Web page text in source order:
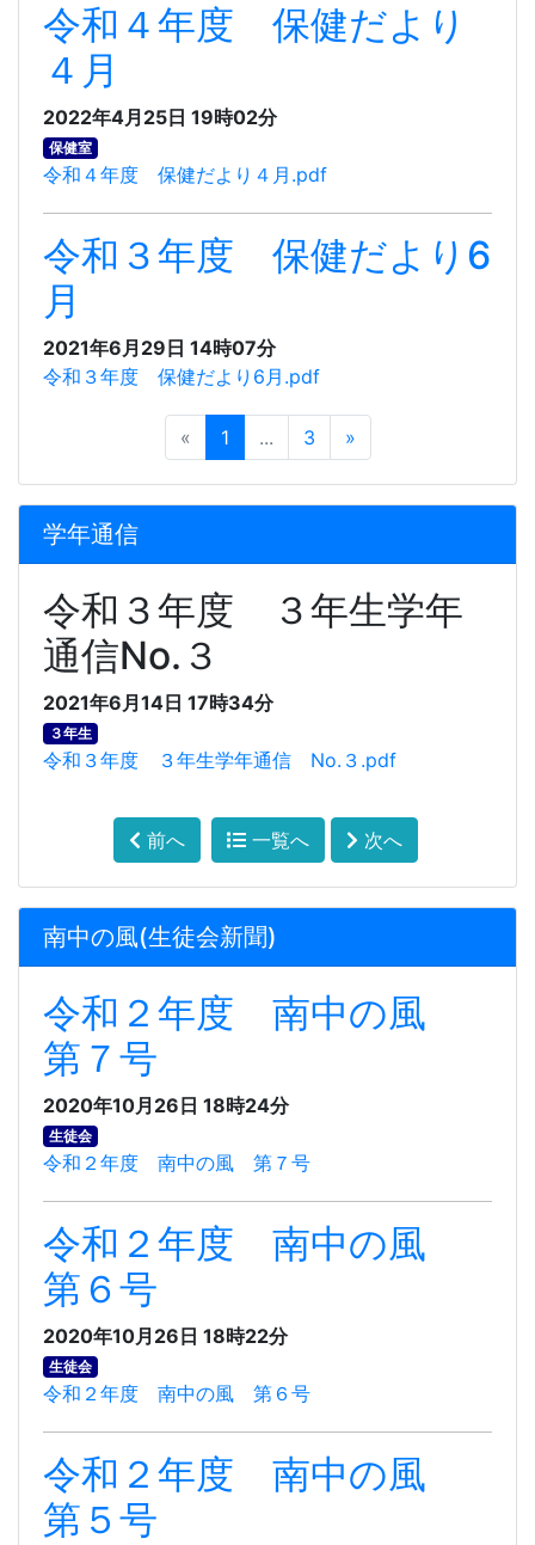
令和４年度 保健だより
４月
2022年4月25日 19時02分
保健室
令和４年度 保健だより４月.pdf
令和３年度 保健だより6
月
2021年6月29日 14時07分
令和３年度 保健だより6月.pdf
« 1 ... 3 »
学年通信
令和３年度 ３年生学年
通信No.３
2021年6月14日 17時34分
３年生
令和３年度 ３年生学年通信 No.３.pdf
前へ 一覧へ 次へ
南中の風(生徒会新聞)
令和２年度 南中の風
第７号
2020年10月26日 18時24分
生徒会
令和２年度 南中の風 第７号
令和２年度 南中の風
第６号
2020年10月26日 18時22分
生徒会
令和２年度 南中の風 第６号
令和２年度 南中の風
第５号